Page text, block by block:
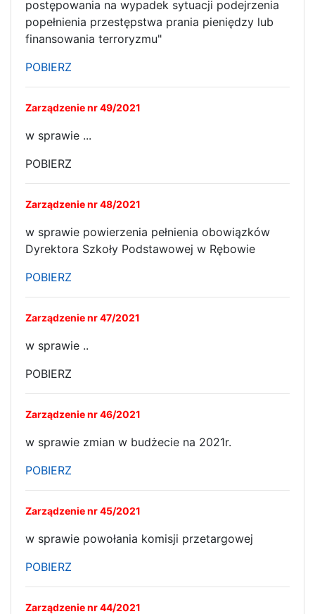
postępowania na wypadek sytuacji podejrzenia
popełnienia przestępstwa prania pieniędzy lub
finansowania terroryzmu"
POBIERZ
Zarządzenie nr 49/2021
w sprawie ...
POBIERZ
Zarządzenie nr 48/2021
w sprawie powierzenia pełnienia obowiązków
Dyrektora Szkoły Podstawowej w Rębowie
POBIERZ
Zarządzenie nr 47/2021
w sprawie ..
POBIERZ
Zarządzenie nr 46/2021
w sprawie zmian w budżecie na 2021r.
POBIERZ
Zarządzenie nr 45/2021
w sprawie powołania komisji przetargowej
POBIERZ
Zarządzenie nr 44/2021